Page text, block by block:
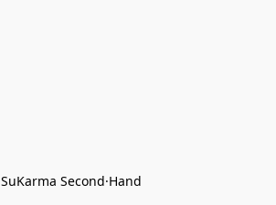
SuKarma Second·Hand